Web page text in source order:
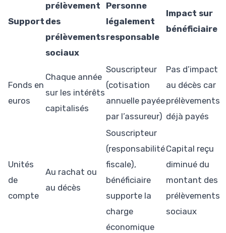
Support
prélèvement
des
prélèvements
sociaux
Personne
légalement
responsable
Impact sur
bénéficiaire
Fonds en
euros
Chaque année
sur les intérêts
capitalisés
Souscripteur
(cotisation
annuelle payée
par l’assureur)
Pas d’impact
au décès car
prélèvements
déjà payés
Unités
de
compte
Au rachat ou
au décès
Souscripteur
(responsabilité
fiscale),
bénéficiaire
supporte la
charge
économique
Capital reçu
diminué du
montant des
prélèvements
sociaux